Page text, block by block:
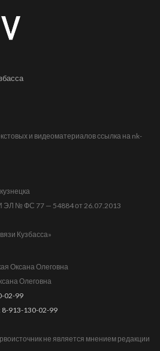
и видеоматериалов ссылка на nk-
ЭЛ № ФС 77 — 54884 от 26.07.2013
Кузбасса»
Оксана Олеговна
Олеговна
02-99
8-913-130-02-99
не является мнением редакции